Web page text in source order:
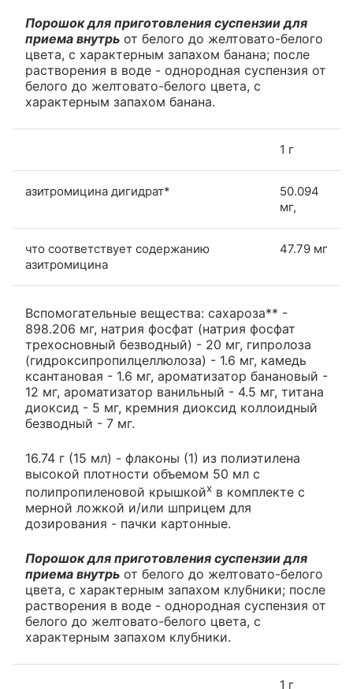
Порошок для приготовления суспензии для
приема внутрь от белого до желтовато-белого
цвета, с характерным запахом банана; после
растворения в воде - однородная суспензия от
белого до желтовато-белого цвета, с
характерным запахом банана.
1 г
азитромицина дигидрат*
50.094
мг,
что соответствует содержанию
азитромицина
47.79 мг
Вспомогательные вещества: сахароза** -
898.206 мг, натрия фосфат (натрия фосфат
трехосновный безводный) - 20 мг, гипролоза
(гидроксипропилцеллюлоза) - 1.6 мг, камедь
ксантановая - 1.6 мг, ароматизатор банановый -
12 мг, ароматизатор ванильный - 4.5 мг, титана
диоксид - 5 мг, кремния диоксид коллоидный
безводный - 7 мг.
16.74 г (15 мл) - флаконы (1) из полиэтилена
высокой плотности объемом 50 мл с
полипропиленовой крышкойх в комплекте с
мерной ложкой и/или шприцем для
дозирования - пачки картонные.
Порошок для приготовления суспензии для
приема внутрь от белого до желтовато-белого
цвета, с характерным запахом клубники; после
растворения в воде - однородная суспензия от
белого до желтовато-белого цвета, с
характерным запахом клубники.
1 г